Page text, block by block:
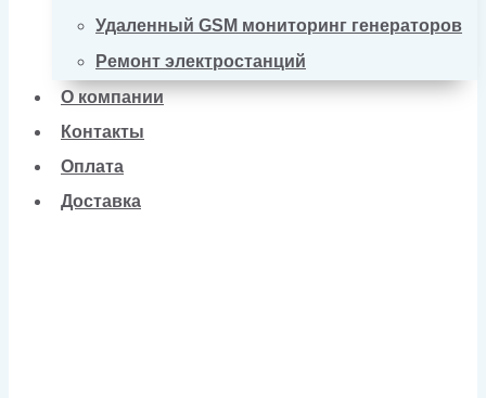
Удаленный GSM мониторинг генераторов
Ремонт электростанций
О компании
Контакты
Оплата
Доставка